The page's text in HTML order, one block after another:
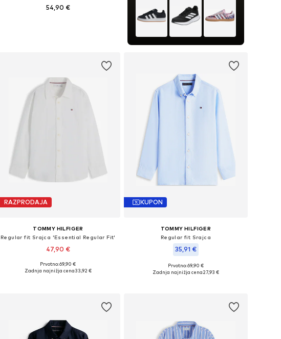
54,90 €
RAZPRODAJA
TOMMY HILFIGER
Regular fit Srajca 'Essential Regular Fit'
47,90 €
Na voljo v različnih velikostih
Prvotno: 69,90 €
Zadnja najnižja cena33,92 €
KUPON
TOMMY HILFIGER
Regular fit Srajca
35,91 €
Razpoložljive velikosti: 176
Prvotno: 69,90 €
Zadnja najnižja cena27,93 €